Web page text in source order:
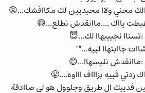
محني ولاا محيديين لك مكاافشك...😡
هبطت يااك ....ماانقدش نطلع...😄
نجييبهاا لك...😇
جاابتهاا لييه...""
نلبسهاا...😊
زدتي فييه بزاااف اااوه....😤
فدييك ال طريق وجلوول هو لي صاادقة